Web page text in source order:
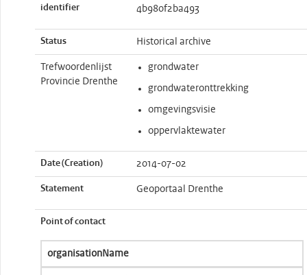
identifier
4b980f2ba493
Status Historical archive
Trefwoordenlijst
Provincie Drenthe
grondwater
grondwateronttrekking
omgevingsvisie
oppervlaktewater
Date (Creation) 2014-07-02
Statement Geoportaal Drenthe
Point of contact
organisationName